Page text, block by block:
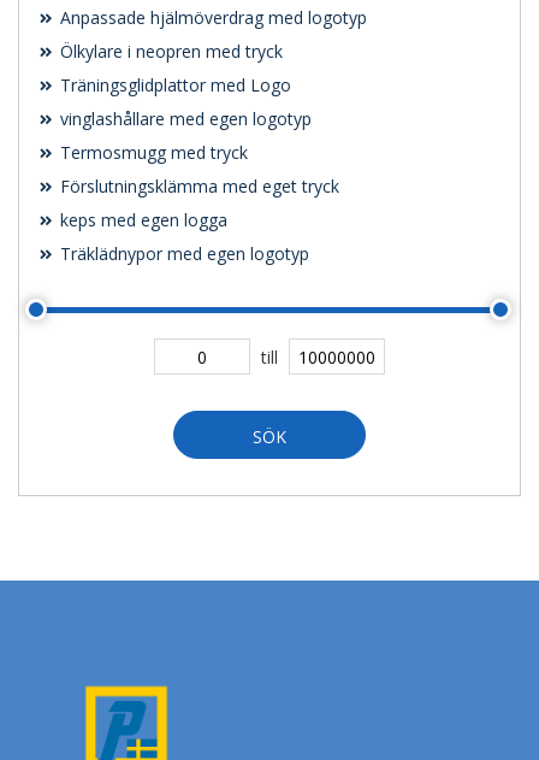
Anpassade hjälmöverdrag med logotyp
Ölkylare i neopren med tryck
Träningsglidplattor med Logo
vinglashållare med egen logotyp
Termosmugg med tryck
Förslutningsklämma med eget tryck
keps med egen logga
Träklädnypor med egen logotyp
till
SÖK